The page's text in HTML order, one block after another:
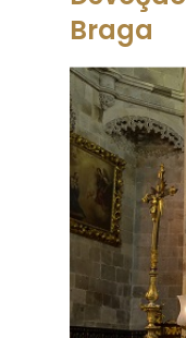
Braga